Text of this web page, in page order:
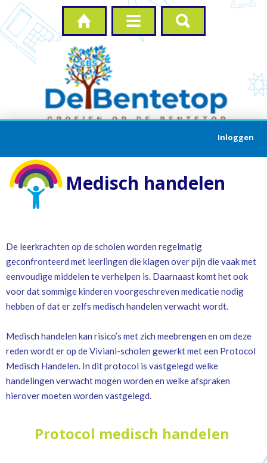
  
Inloggen
Medisch handelen
De leerkrachten op de scholen worden regelmatig
geconfronteerd met leerlingen die klagen over pijn die vaak met
eenvoudige middelen te verhelpen is. Daarnaast komt het ook
voor dat sommige kinderen voorgeschreven medicatie nodig
hebben of dat er zelfs medisch handelen verwacht wordt.
Medisch handelen kan risico’s met zich meebrengen en om deze
reden wordt er op de Viviani-scholen gewerkt met een Protocol
Medisch Handelen. In dit protocol is vastgelegd welke
handelingen verwacht mogen worden en welke afspraken
hierover moeten worden vastgelegd.
Protocol medisch handelen